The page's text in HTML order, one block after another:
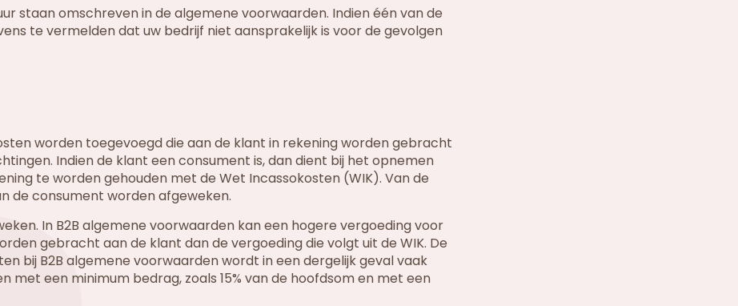
staan omschreven in de algemene voorwaarden. Indien één van de
te vermelden dat uw bedrijf niet aansprakelijk is voor de gevolgen
worden toegevoegd die aan de klant in rekening worden gebracht
Indien de klant een consument is, dan dient bij het opnemen
te worden gehouden met de Wet Incassokosten (WIK). Van de
de consument worden afgeweken.
In B2B algemene voorwaarden kan een hogere vergoeding voor
gebracht aan de klant dan de vergoeding die volgt uit de WIK. De
bij B2B algemene voorwaarden wordt in een dergelijk geval vaak
een minimum bedrag, zoals 15% van de hoofdsom en met een